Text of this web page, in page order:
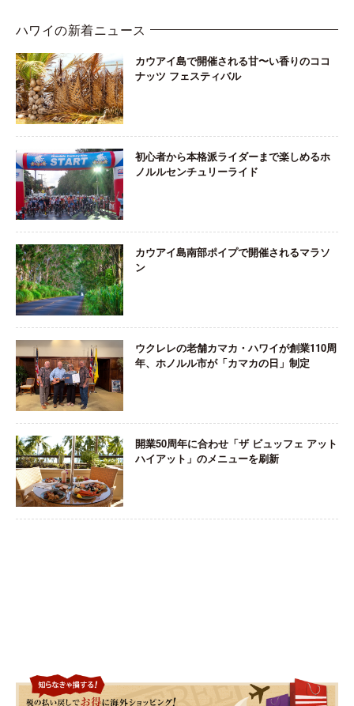
ハワイの新着ニュース
カウアイ島で開催される甘〜い香りのココ
ナッツ フェスティバル
初心者から本格派ライダーまで楽しめるホ
ノルルセンチュリーライド
カウアイ島南部ポイプで開催されるマラソ
ン
ウクレレの老舗カマカ・ハワイが創業110周
年、ホノルル市が「カマカの日」制定
開業50周年に合わせ「ザ ビュッフェ アット
ハイアット」のメニューを刷新